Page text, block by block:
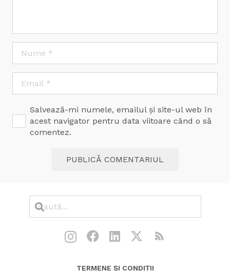
Salvează-mi numele, emailul și site-ul web în
acest navigator pentru data viitoare când o să
comentez.
PUBLICĂ COMENTARIUL
TERMENE ȘI CONDIȚII